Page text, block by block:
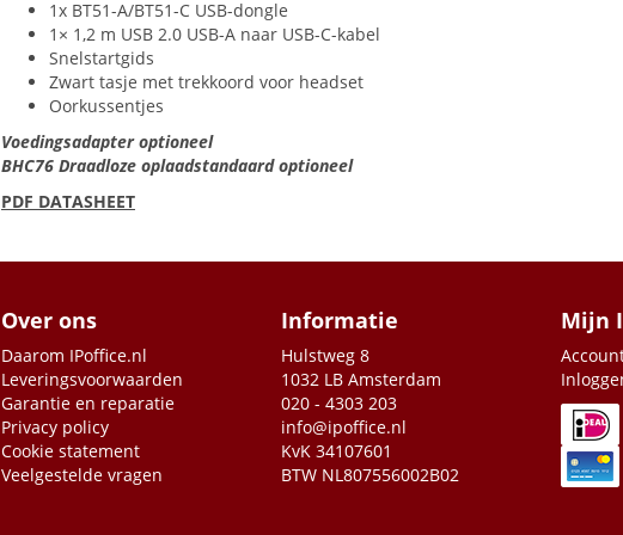
1x BT51-A/BT51-C USB-dongle
1× 1,2 m USB 2.0 USB-A naar USB-C-kabel
Snelstartgids
Zwart tasje met trekkoord voor headset
Oorkussentjes
Voedingsadapter optioneel
BHC76 Draadloze oplaadstandaard optioneel
PDF DATASHEET
Over ons
Daarom IPoffice.nl
Leveringsvoorwaarden
Garantie en reparatie
Privacy policy
Cookie statement
Veelgestelde vragen
Informatie
Hulstweg 8
1032 LB Amsterdam
020 - 4303 203
info@ipoffice.nl
KvK 34107601
BTW NL807556002B02
Mijn